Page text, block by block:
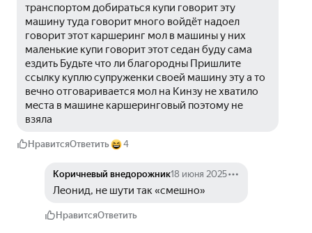
транспортом добираться купи говорит эту
машину туда говорит много войдёт надоел
говорит этот каршеринг мол в машины у них
маленькие купи говорит этот седан буду сама
ездить Будьте что ли благородны Пришлите
ссылку куплю супруженки своей машину эту а то
вечно отговаривается мол на Кинзу не хватило
места в машине каршеринговый поэтому не
взяла
НравитсяОтветить 4
Коричневый внедорожник18 июня 2025
Леонид, не шути так «смешно»
НравитсяОтветить